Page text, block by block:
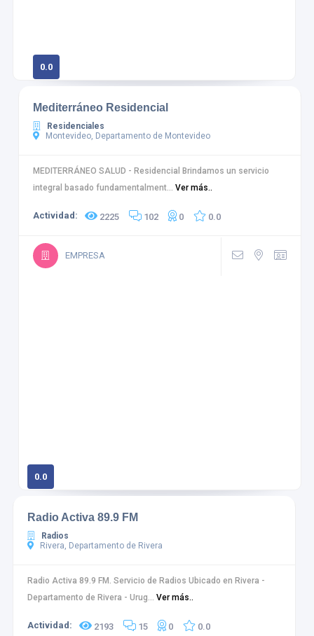
0.0
Mediterráneo Residencial
Residenciales
Montevideo, Departamento de Montevideo
MEDITERRÁNEO SALUD - Residencial Brindamos un servicio
integral basado fundamentalment... Ver más..
Actividad: 2225 102 0 0.0
EMPRESA
0.0
Radio Activa 89.9 FM
Radios
Rivera, Departamento de Rivera
Radio Activa 89.9 FM. Servicio de Radios Ubicado en Rivera -
Departamento de Rivera - Urug... Ver más..
Actividad: 2193 15 0 0.0